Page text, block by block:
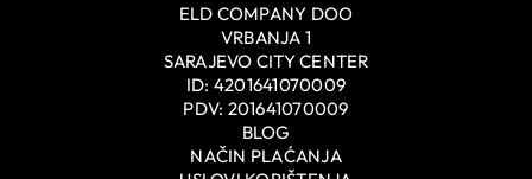
ELD COMPANY DOO
VRBANJA 1
SARAJEVO CITY CENTER
ID: 4201641070009
PDV: 201641070009
BLOG
NAČIN PLAĆANJA